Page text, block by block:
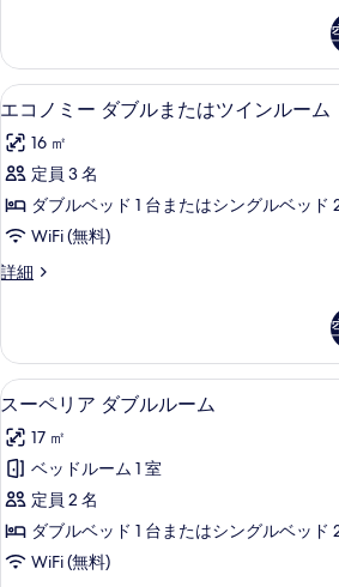
の
写
真
を
表
示
す
ー
ム
の
す
べ
て
の
写
表
示
す
る
ク
ト
リ
ル
ル
ム
の
細
エ
コ
ノ
ミ
ー
ダ
ブ
ま
た
は
ツ
イ
ン
ル
ー
低刺激
3
エコノミー ダブルまたはツインルーム
16 ㎡
定員 3 名
ダブルベッド 1 台またはシングルベッド
WiFi (無料)
詳細
エ
ー
ダ
ブ
ま
た
ツ
イ
ン
ル
ス
ー
ペ
リ
ア
ダ
ブ
スーペ
11
スーペリア ダブルルーム
17 ㎡
ベッドルーム 1 室
定員 2 名
ダブルベッド 1 台またはシングルベッド
WiFi (無料)